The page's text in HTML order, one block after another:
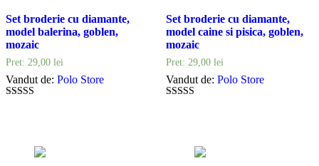
Set broderie cu diamante,
model balerina, goblen,
mozaic
Pret: 29,00 lei
Vandut de: Polo Store
Set broderie cu diamante,
model caine si pisica, goblen,
mozaic
Pret: 29,00 lei
Vandut de: Polo Store